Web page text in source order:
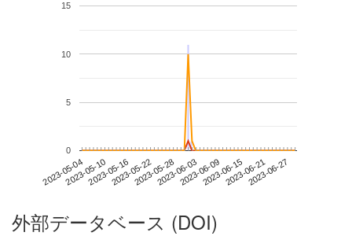
2023-05-042023-05-102023-05-162023-05-222023-05-282023-06-032023-06-092023-06-152023-06-212023-06-27
0
5
10
15
外部データベース (DOI)